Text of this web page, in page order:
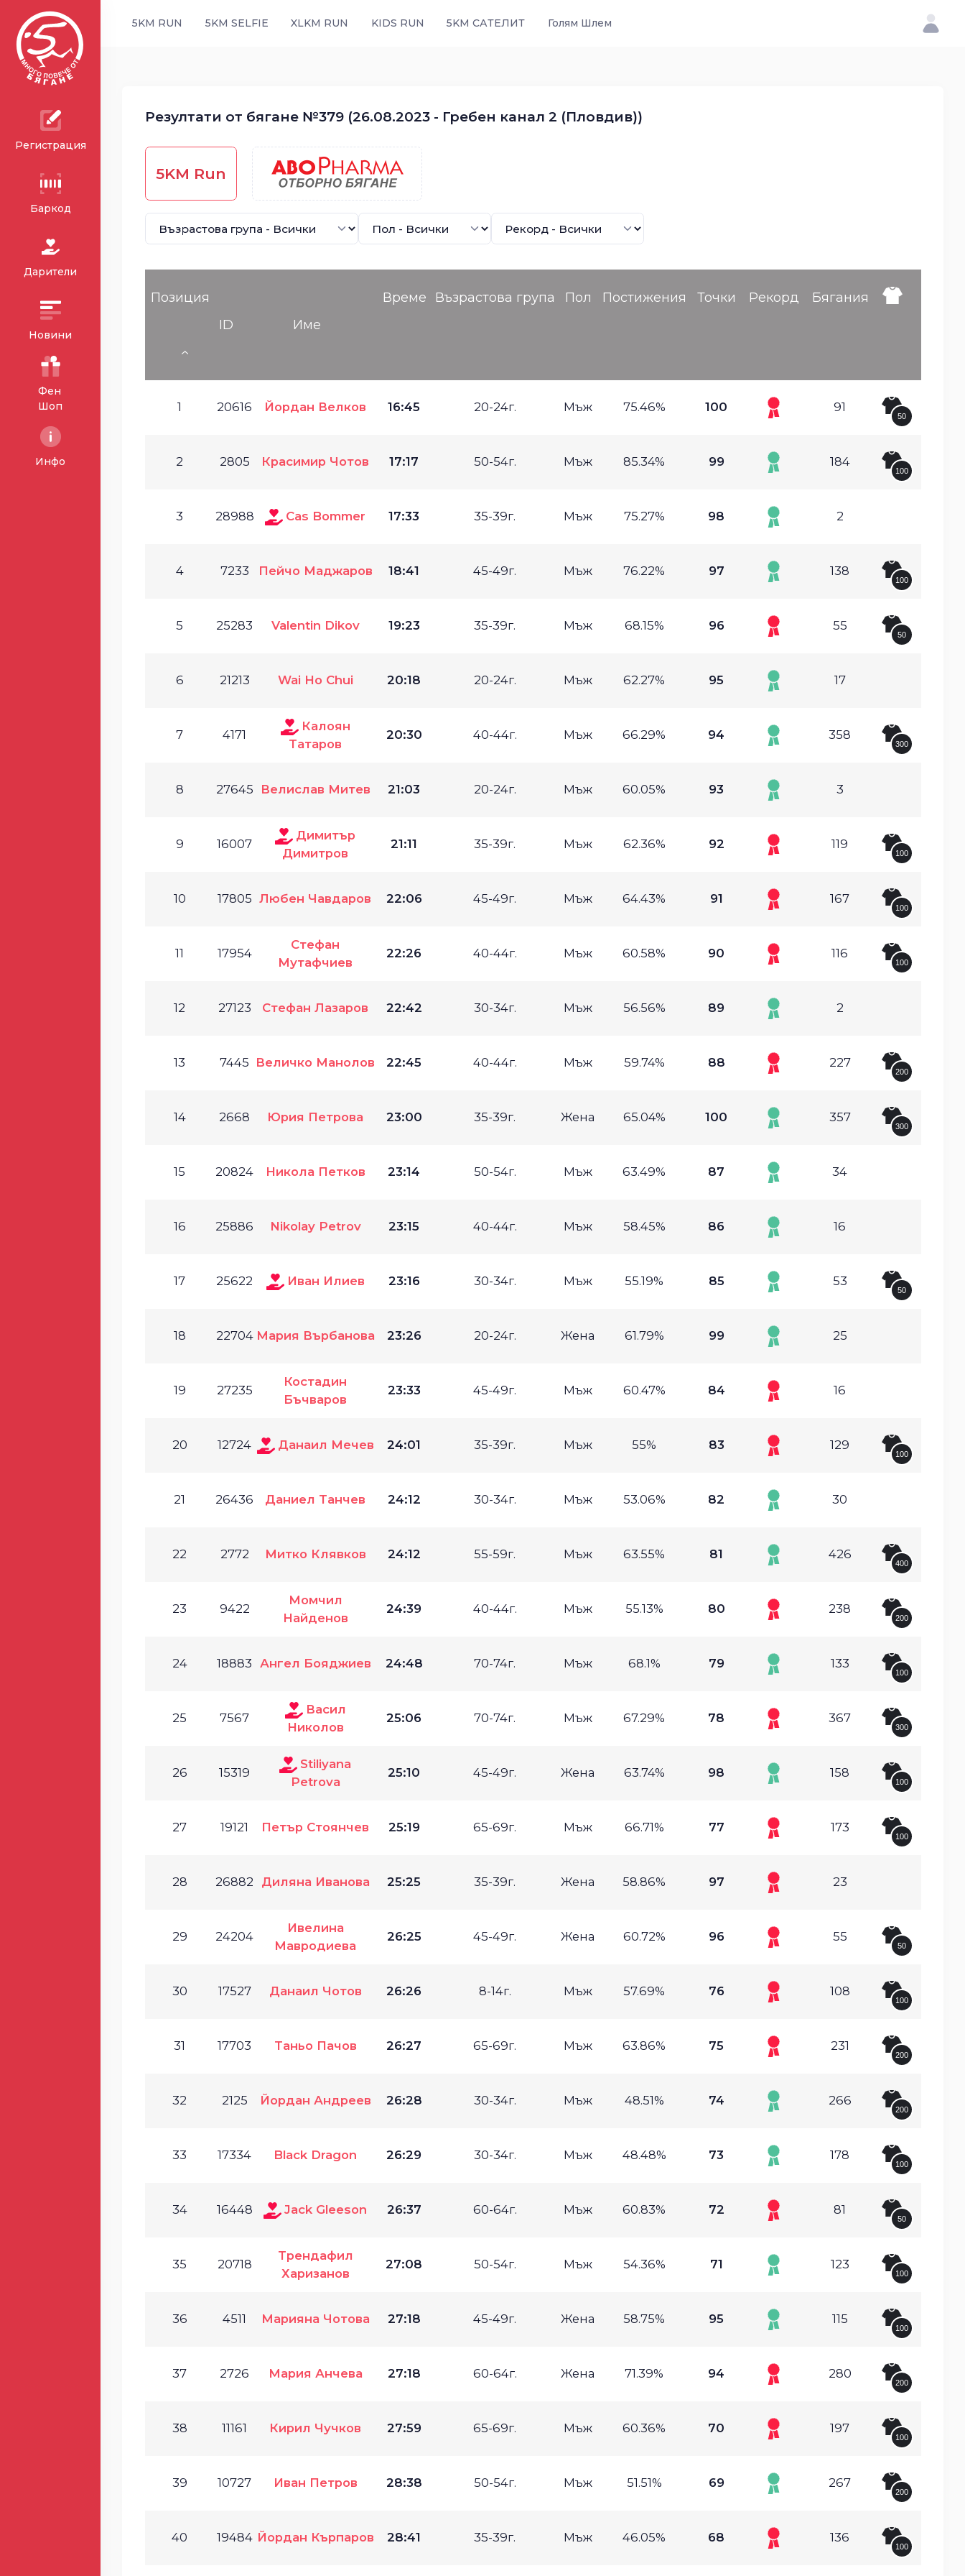
Регистрация
Баркод
Дарители
Новини
Фен
Шоп
Инфо
5KM RUN 5KM SELFIE XLKM RUN KIDS RUN 5KM САТЕЛИТ Голям Шлем
Резултати от бягане №379 (26.08.2023 - Гребен канал 2 (Пловдив))
5KM Run
Позиция
ID
Име
Време Възрастова група Пол Постижения Точки Рекорд Бягания
1 20616 Йордан Велков 16:45 20-24г. Мъж 75.46% 100 91
50
2 2805 Красимир Чотов 17:17 50-54г. Мъж 85.34% 99 184
100
3 28988 Cas Bommer 17:33 35-39г. Мъж 75.27% 98 2
4 7233 Пейчо Маджаров 18:41 45-49г. Мъж 76.22% 97 138
100
5 25283 Valentin Dikov 19:23 35-39г. Мъж 68.15% 96 55
50
6 21213 Wai Ho Chui 20:18 20-24г. Мъж 62.27% 95 17
7 4171
Калоян
Татаров
20:30 40-44г. Мъж 66.29% 94 358
300
8 27645 Велислав Митев 21:03 20-24г. Мъж 60.05% 93 3
9 16007
Димитър
Димитров
21:11 35-39г. Мъж 62.36% 92 119
100
10 17805 Любен Чавдаров 22:06 45-49г. Мъж 64.43% 91 167
100
11 17954
Стефан
Мутафчиев
22:26 40-44г. Мъж 60.58% 90 116
100
12 27123 Стефан Лазаров 22:42 30-34г. Мъж 56.56% 89 2
13 7445 Величко Манолов 22:45 40-44г. Мъж 59.74% 88 227
200
14 2668 Юрия Петрова 23:00 35-39г. Жена 65.04% 100 357
300
15 20824 Никола Петков 23:14 50-54г. Мъж 63.49% 87 34
16 25886 Nikolay Petrov 23:15 40-44г. Мъж 58.45% 86 16
17 25622 Иван Илиев 23:16 30-34г. Мъж 55.19% 85 53
50
18 22704 Мария Върбанова 23:26 20-24г. Жена 61.79% 99 25
19 27235
Костадин
Бъчваров
23:33 45-49г. Мъж 60.47% 84 16
20 12724 Данаил Мечев 24:01 35-39г. Мъж 55% 83 129
100
21 26436 Даниел Танчев 24:12 30-34г. Мъж 53.06% 82 30
22 2772 Митко Клявков 24:12 55-59г. Мъж 63.55% 81 426
400
23 9422
Момчил
Найденов
24:39 40-44г. Мъж 55.13% 80 238
200
24 18883 Ангел Бояджиев 24:48 70-74г. Мъж 68.1% 79 133
100
25 7567
Васил
Николов
25:06 70-74г. Мъж 67.29% 78 367
300
26 15319
Stiliyana
Petrova
25:10 45-49г. Жена 63.74% 98 158
100
27 19121 Петър Стоянчев 25:19 65-69г. Мъж 66.71% 77 173
100
28 26882 Диляна Иванова 25:25 35-39г. Жена 58.86% 97 23
29 24204
Ивелина
Мавродиева
26:25 45-49г. Жена 60.72% 96 55
50
30 17527 Данаил Чотов 26:26 8-14г. Мъж 57.69% 76 108
100
31 17703 Таньо Пачов 26:27 65-69г. Мъж 63.86% 75 231
200
32 2125 Йордан Андреев 26:28 30-34г. Мъж 48.51% 74 266
200
33 17334 Black Dragon 26:29 30-34г. Мъж 48.48% 73 178
100
34 16448 Jack Gleeson 26:37 60-64г. Мъж 60.83% 72 81
50
35 20718
Трендафил
Харизанов
27:08 50-54г. Мъж 54.36% 71 123
100
36 4511 Марияна Чотова 27:18 45-49г. Жена 58.75% 95 115
100
37 2726 Мария Анчева 27:18 60-64г. Жена 71.39% 94 280
200
38 11161 Кирил Чучков 27:59 65-69г. Мъж 60.36% 70 197
100
39 10727 Иван Петров 28:38 50-54г. Мъж 51.51% 69 267
200
40 19484 Йордан Кърпаров 28:41 35-39г. Мъж 46.05% 68 136
100